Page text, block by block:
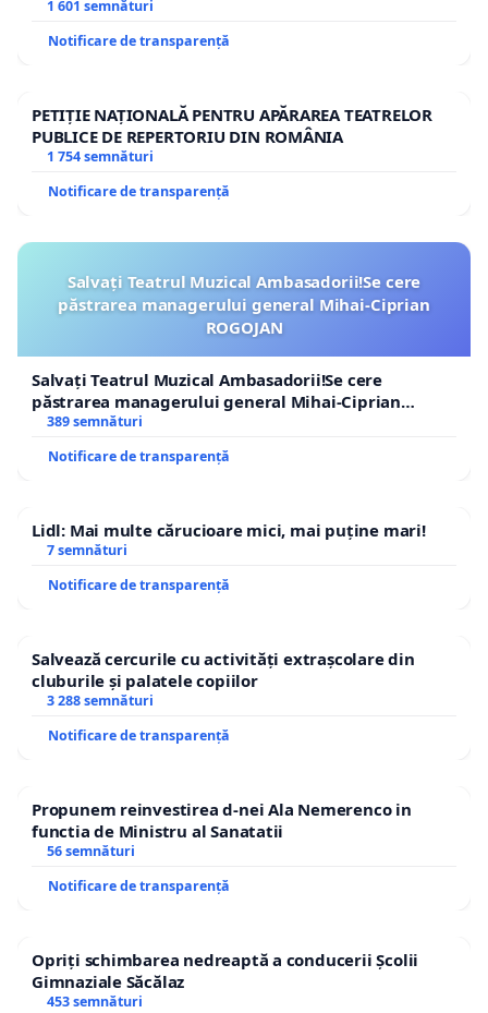
1 601 semnături
Notificare de transparență
PETIȚIE NAȚIONALĂ PENTRU APĂRAREA TEATRELOR
PUBLICE DE REPERTORIU DIN ROMÂNIA
1 754 semnături
Notificare de transparență
Salvați Teatrul Muzical Ambasadorii!Se cere
păstrarea managerului general Mihai-Ciprian
ROGOJAN
Salvați Teatrul Muzical Ambasadorii!Se cere
păstrarea managerului general Mihai-Ciprian
ROGOJAN
389 semnături
Notificare de transparență
Lidl: Mai multe cărucioare mici, mai puține mari!
7 semnături
Notificare de transparență
Salvează cercurile cu activități extrașcolare din
cluburile și palatele copiilor
3 288 semnături
Notificare de transparență
Propunem reinvestirea d-nei Ala Nemerenco in
functia de Ministru al Sanatatii
56 semnături
Notificare de transparență
Opriți schimbarea nedreaptă a conducerii Școlii
Gimnaziale Săcălaz
453 semnături